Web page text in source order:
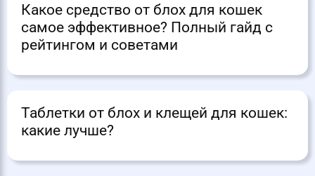
Какое средство от блох для кошек
самое эффективное? Полный гайд с
рейтингом и советами
Таблетки от блох и клещей для кошек:
какие лучше?